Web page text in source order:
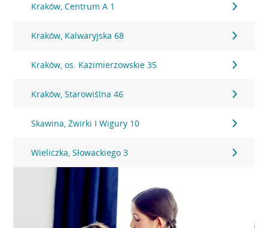
Kraków, Centrum A 1
Kraków, Kalwaryjska 68
Kraków, os. Kazimierzowskie 35
Kraków, Starowiślna 46
Skawina, Żwirki I Wigury 10
Wieliczka, Słowackiego 3